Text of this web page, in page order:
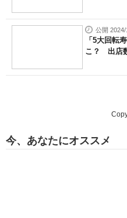
公開
「5大回転
こ？ 出店
今、あなたにオススメ